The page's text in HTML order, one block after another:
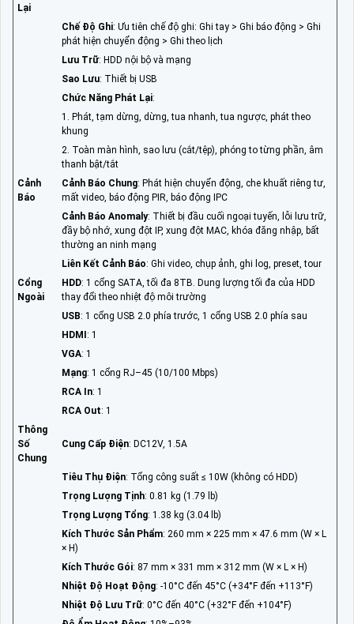
Lại
Chế Độ Ghi: Ưu tiên chế độ ghi: Ghi tay > Ghi báo động > Ghi
phát hiện chuyển động > Ghi theo lịch
Lưu Trữ: HDD nội bộ và mạng
Sao Lưu: Thiết bị USB
Chức Năng Phát Lại:
1. Phát, tạm dừng, dừng, tua nhanh, tua ngược, phát theo
khung
2. Toàn màn hình, sao lưu (cắt/tệp), phóng to từng phần, âm
thanh bật/tắt
Cảnh
Báo
Cảnh Báo Chung: Phát hiện chuyển động, che khuất riêng tư,
mất video, báo động PIR, báo động IPC
Cảnh Báo Anomaly: Thiết bị đầu cuối ngoại tuyến, lỗi lưu trữ,
đầy bộ nhớ, xung đột IP, xung đột MAC, khóa đăng nhập, bất
thường an ninh mạng
Liên Kết Cảnh Báo: Ghi video, chụp ảnh, ghi log, preset, tour
Cổng
Ngoài
HDD: 1 cổng SATA, tối đa 8TB. Dung lượng tối đa của HDD
thay đổi theo nhiệt độ môi trường
USB: 1 cổng USB 2.0 phía trước, 1 cổng USB 2.0 phía sau
HDMI : 1
VGA: 1
Mạng: 1 cổng RJ–45 (10/100 Mbps)
RCA In: 1
RCA Out: 1
Thông
Số
Chung
Cung Cấp Điện: DC12V, 1.5A
Tiêu Thụ Điện: Tổng công suất ≤ 10W (không có HDD)
Trọng Lượng Tịnh: 0.81 kg (1.79 lb)
Trọng Lượng Tổng: 1.38 kg (3.04 lb)
Kích Thước Sản Phẩm: 260 mm × 225 mm × 47.6 mm (W × L
× H)
Kích Thước Gói: 87 mm × 331 mm × 312 mm (W × L × H)
Nhiệt Độ Hoạt Động: -10°C đến 45°C (+34°F đến +113°F)
Nhiệt Độ Lưu Trữ: 0°C đến 40°C (+32°F đến +104°F)